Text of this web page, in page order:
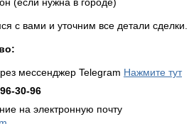
с вами и уточним все детали сделки.
мессенджер Telegram Нажмите тут
30-96
на электронную почту